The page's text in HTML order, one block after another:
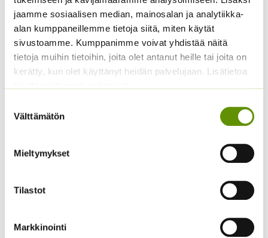
jaamme sosiaalisen median, mainosalan ja analytiikka-
alan kumppaneillemme tietoja siitä, miten käytät
sivustoamme. Kumppanimme voivat yhdistää näitä
tietoja muihin tietoihin, joita olet antanut heille tai joita on
kerätty, kun olet käyttänyt heidän palvelujaan. Lisätietoa
valinta
Välttämätön
Mieltymykset
Tilastot
Markkinointi
4,20€
Alkuperäinen
hinta
oli:
4,20 €.
3,20€Nykyinen
hinta
on:
3,20 €.
arvonlisäveron
s.
Sperli’s Mix Dreams